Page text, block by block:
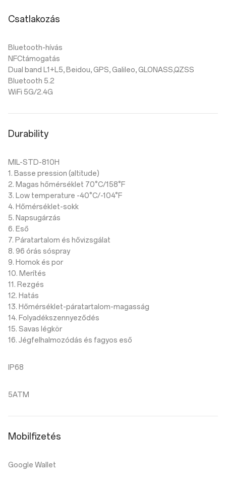
Csatlakozás
Bluetooth-hívás
NFCtámogatás
Dual band L1+L5, Beidou, GPS, Galileo, GLONASS,QZSS
Bluetooth 5.2
WiFi 5G/2.4G
Durability
MIL-STD-810H
1. Basse pression (altitude)
2. Magas hőmérséklet 70°C/158°F
3. Low temperature -40°C/-104°F
4. Hőmérséklet-sokk
5. Napsugárzás
6. Eső
7. Páratartalom és hővizsgálat
8. 96 órás sóspray
9. Homok és por
10. Merítés
11. Rezgés
12. Hatás
13. Hőmérséklet-páratartalom-magasság
14. Folyadékszennyeződés
15. Savas légkör
16. Jégfelhalmozódás és fagyos eső
IP68
5ATM
Mobilfizetés
Google Wallet